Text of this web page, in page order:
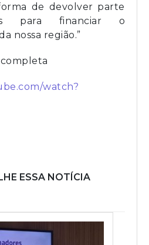
de devolver parte
para financiar o
nossa região.”
watch?
ESSA NOTÍCIA